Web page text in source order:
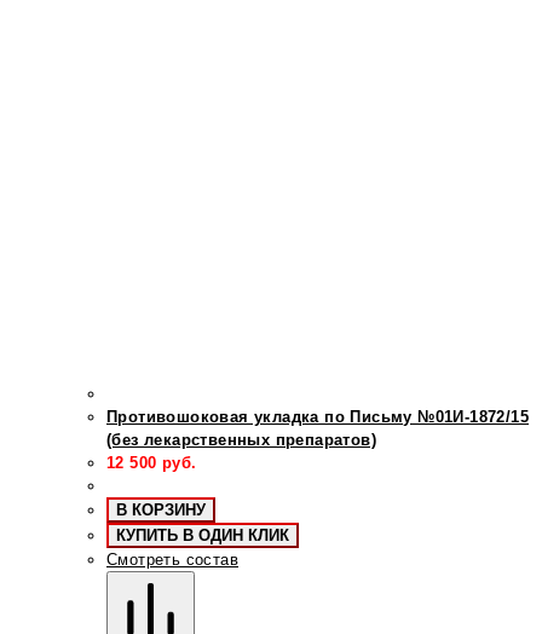
Противошоковая укладка по Письму №01И-1872/15
(без лекарственных препаратов)
12 500 руб.
В КОРЗИНУ
КУПИТЬ В ОДИН КЛИК
Смотреть состав